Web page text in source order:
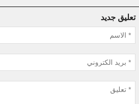
تعليق جديد